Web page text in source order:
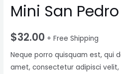
Mini San
$32.00 + Free Shipping
Neque porro quisquam est, qui
amet, consectetur adipisci velit,